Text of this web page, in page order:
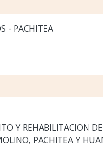
- PACHITEA
Y REHABILITACION
PACHITEA Y